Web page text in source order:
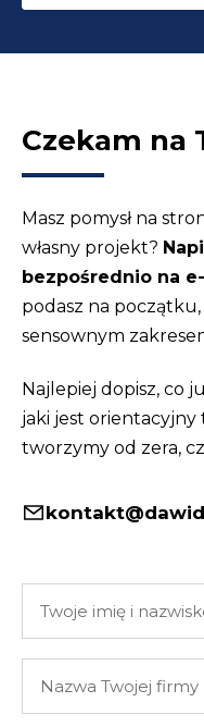
Czekam na
Masz pomysł na
własny projekt?
bezpośrednio na
podasz na
sensownym
Najlepiej dopisz, co
jaki jest
tworzymy od zera,
imię
nazwisko
Twojej